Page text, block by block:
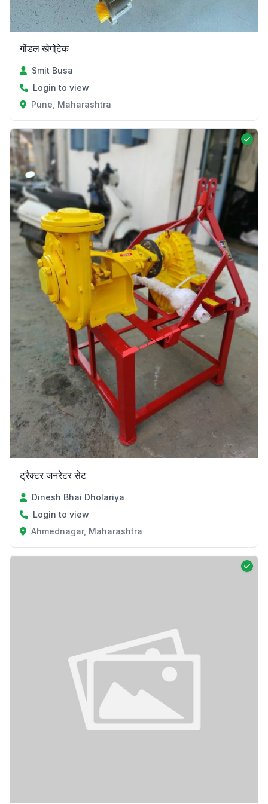
गोंडल खेगोे्टेक
Smit Busa
Login to view
Pune, Maharashtra
ट्रैक्टर जनरेटर सेट
Dinesh Bhai Dholariya
Login to view
Ahmednagar, Maharashtra